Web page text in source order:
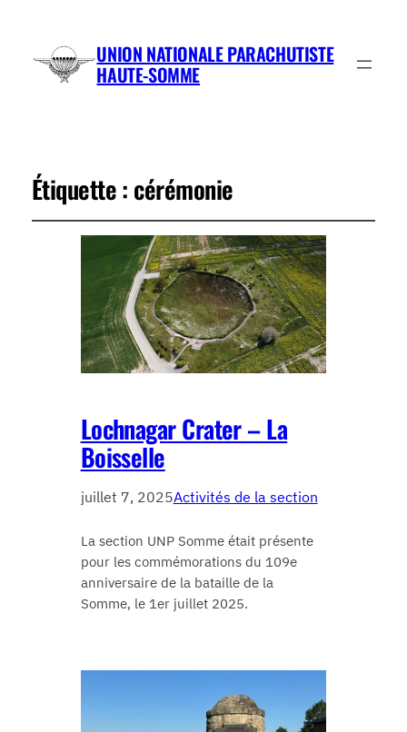
UNION NATIONALE PARACHUTISTE
HAUTE-SOMME
Étiquette : cérémonie
Lochnagar Crater – La
Boisselle
juillet 7, 2025Activités de la section
La section UNP Somme était présente
pour les commémorations du 109e
anniversaire de la bataille de la
Somme, le 1er juillet 2025.